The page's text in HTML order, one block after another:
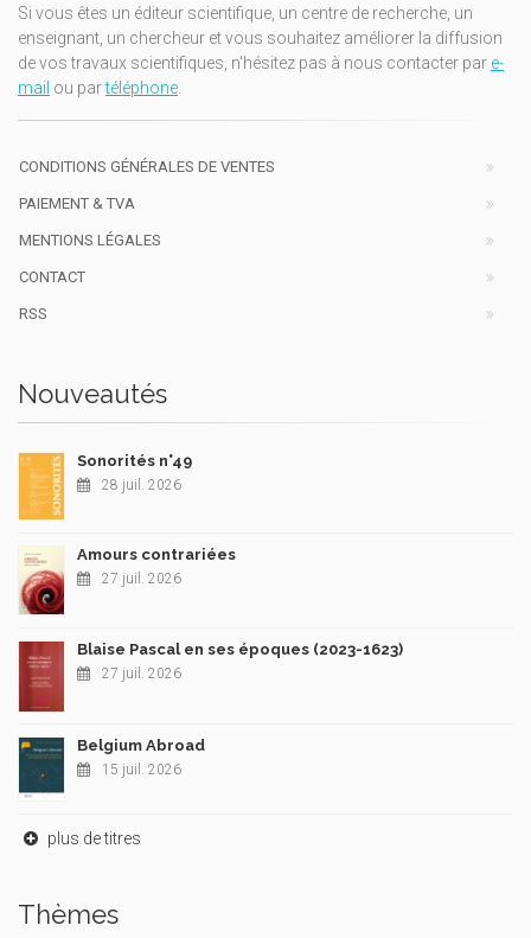
Si vous êtes un éditeur scientifique, un centre de recherche, un
enseignant, un chercheur et vous souhaitez améliorer la diffusion
de vos travaux scientifiques, n'hésitez pas à nous contacter par e-
mail ou partéléphone.
CONDITIONS GÉNÉRALES DE VENTES
PAIEMENT & TVA
MENTIONS LÉGALES
CONTACT
RSS
Nouveautés
Sonorités n°49
28 juil. 2026
Amours contrariées
27 juil. 2026
Blaise Pascal en ses époques (2023-1623)
27 juil. 2026
Belgium Abroad
15 juil. 2026
plus de titres
Thèmes